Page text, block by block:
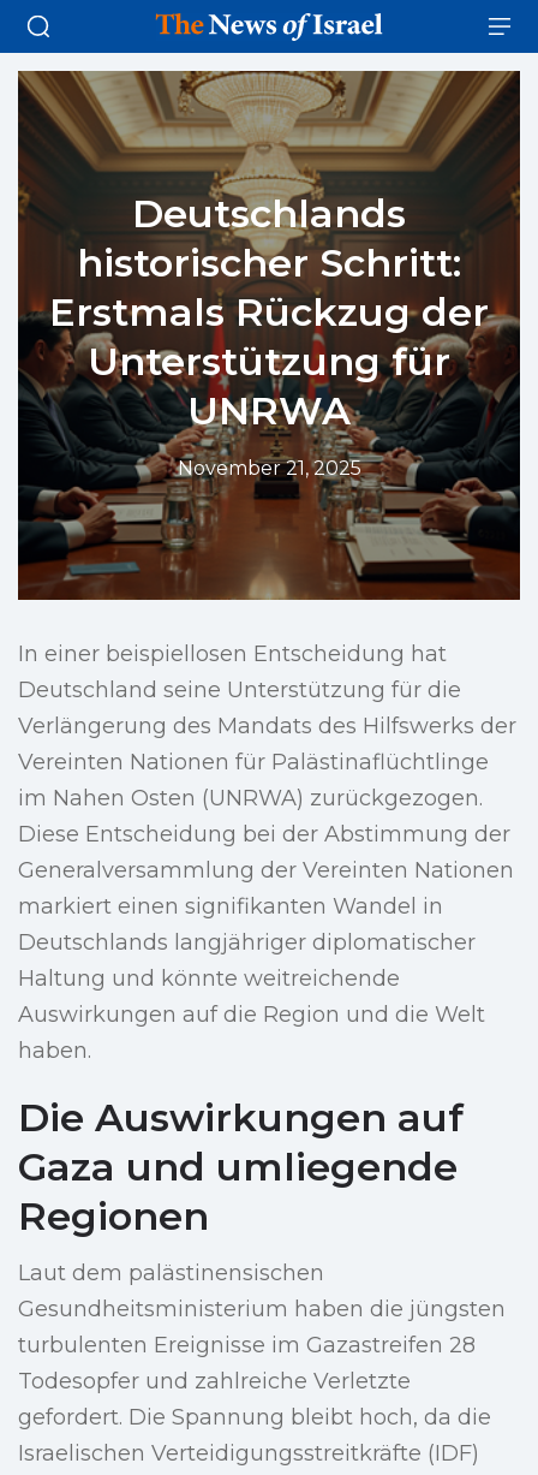
Deutschlands
historischer Schritt:
Erstmals Rückzug der
Unterstützung für
UNRWA
November 21, 2025
In einer beispiellosen Entscheidung hat
Deutschland seine Unterstützung für die
Verlängerung des Mandats des Hilfswerks der
Vereinten Nationen für Palästinaflüchtlinge
im Nahen Osten (UNRWA) zurückgezogen.
Diese Entscheidung bei der Abstimmung der
Generalversammlung der Vereinten Nationen
markiert einen signifikanten Wandel in
Deutschlands langjähriger diplomatischer
Haltung und könnte weitreichende
Auswirkungen auf die Region und die Welt
haben.
Die Auswirkungen auf
Gaza und umliegende
Regionen
Laut dem palästinensischen
Gesundheitsministerium haben die jüngsten
turbulenten Ereignisse im Gazastreifen 28
Todesopfer und zahlreiche Verletzte
gefordert. Die Spannung bleibt hoch, da die
Israelischen Verteidigungsstreitkräfte (IDF)